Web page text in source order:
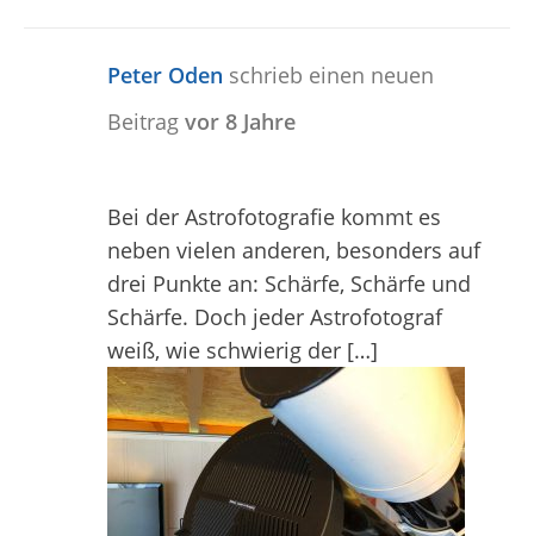
Peter Oden schrieb einen neuen
Beitrag vor 8 Jahre
Bei der Astrofotografie kommt es
neben vielen anderen, besonders auf
drei Punkte an: Schärfe, Schärfe und
Schärfe. Doch jeder Astrofotograf
weiß, wie schwierig der […]